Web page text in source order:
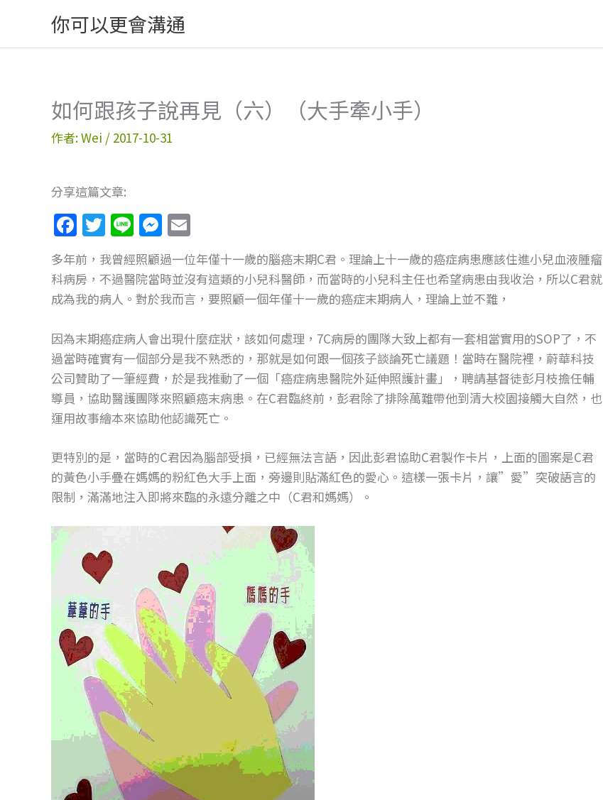
主
你可以更會溝通
如何跟孩子說再見（六）（大手牽小手）
作者:Wei / 2017-10-31
分享這篇文章:
F
a
c
e
o
o
k
T
w
itt
er
Li
n
e
M
e
ss
e
g
er
m
ai
l
多年前，我曾經照顧過一位年僅十一歲的腦癌末期C君。理論上十一歲的癌症病患應該住進小兒血液腫瘤
科病房，不過醫院當時並沒有這類的小兒科醫師，而當時的小兒科主任也希望病患由我收治，所以C君就
成為我的病人。對於我而言，要照顧一個年僅十一歲的癌症末期病人，理論上並不難，
因為末期癌症病人會出現什麼症狀，該如何處理，7C病房的團隊大致上都有一套相當實用的SOP了，不
過當時確實有一個部分是我不熟悉的，那就是如何跟一個孩子談論死亡議題！當時在醫院裡，蔚華科技
公司贊助了一筆經費，於是我推動了一個「癌症病患醫院外延伸照護計畫」，聘請基督徒彭月枝擔任輔
導員，協助醫護團隊來照顧癌末病患。在C君臨終前，彭君除了排除萬難帶他到清大校園接觸大自然，也
運用故事繪本來協助他認識死亡。
更特別的是，當時的C君因為腦部受損，已經無法言語，因此彭君協助C君製作卡片，上面的圖案是C君
的黃色小手疊在媽媽的粉紅色大手上面，旁邊則貼滿紅色的愛心。這樣一張卡片，讓”愛”突破語言的
限制，滿滿地注入即將來臨的永遠分離之中（C君和媽媽）。